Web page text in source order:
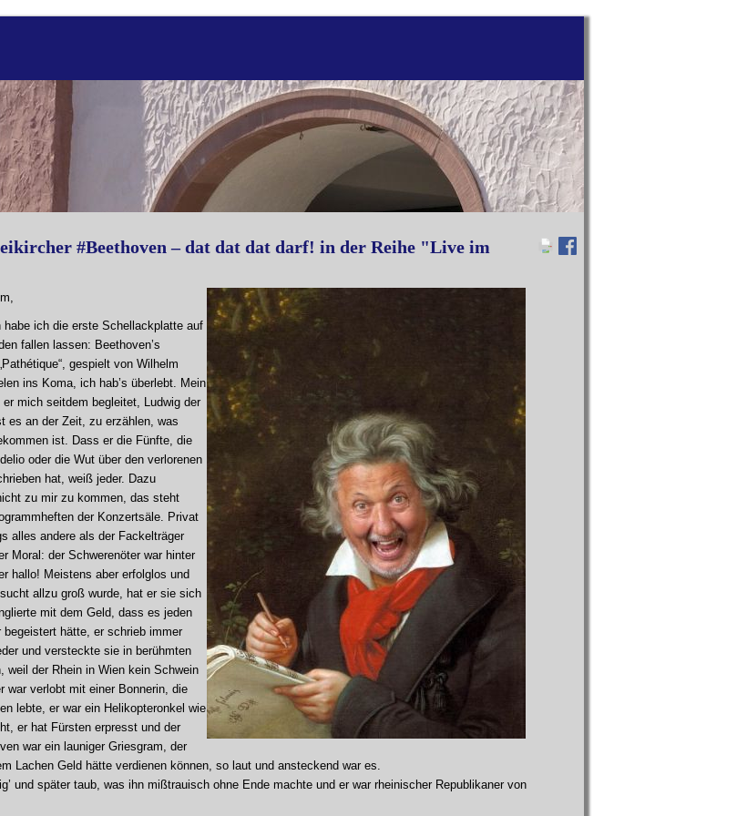
#Beethoven – dat dat dat darf! in der Reihe "Live im
habe ich die erste Schellackplatte auf
fallen lassen: Beethoven’s
gespielt von Wilhelm
ins Koma, ich hab’s überlebt. Mein
er mich seitdem begleitet, Ludwig der
es an der Zeit, zu erzählen, was
ist. Dass er die Fünfte, die
oder die Wut über den verlorenen
hat, weiß jeder. Dazu
zu mir zu kommen, das steht
der Konzertsäle. Privat
alles andere als der Fackelträger
Moral: der Schwerenöter war hinter
hallo! Meistens aber erfolglos und
allzu groß wurde, hat er sie sich
mit dem Geld, dass es jeden
begeistert hätte, er schrieb immer
und versteckte sie in berühmten
weil der Rhein in Wien kein Schwein
war verlobt mit einer Bonnerin, die
lebte, er war ein Helikopteronkel wie
er hat Fürsten erpresst und der
war ein launiger Griesgram, der
Lachen Geld hätte verdienen können, so laut und ansteckend war es.
und später taub, was ihn mißtrauisch ohne Ende machte und er war rheinischer Republikaner von